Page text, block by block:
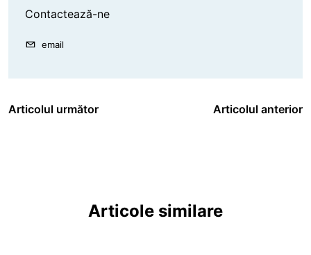
Contactează-ne
email
Articolul următor Articolul anterior
Articole similare